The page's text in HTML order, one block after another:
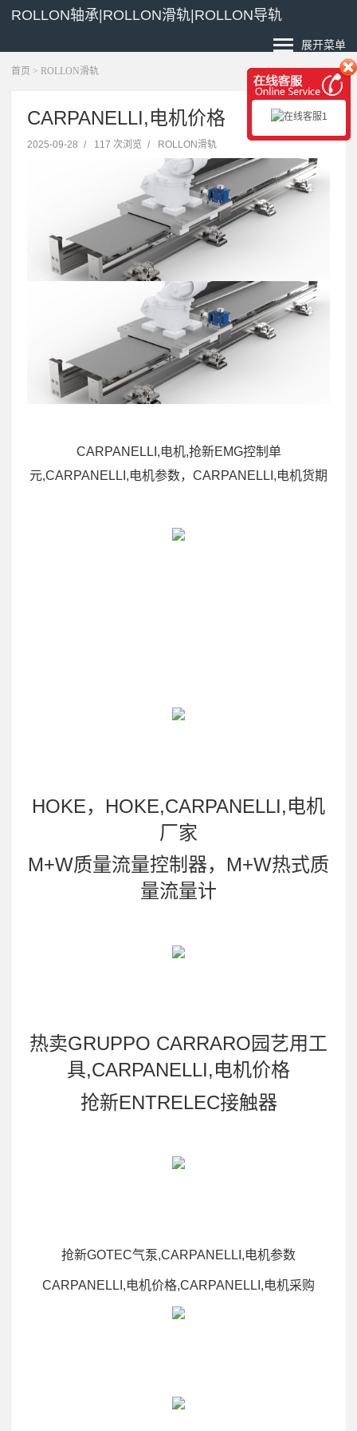
ROLLON轴承|ROLLON滑轨|ROLLON导轨
展开菜单
首页 > ROLLON滑轨
CARPANELLI,电机价格
2025-09-28 / 117 次浏览 / ROLLON滑轨
CARPANELLI,电机,抢新EMG控制单
元,CARPANELLI,电机参数，CARPANELLI,电机货期
HOKE，HOKE,CARPANELLI,电机
厂家
M+W质量流量控制器，M+W热式质
量流量计
热卖GRUPPO CARRARO园艺用工
具,CARPANELLI,电机价格
抢新ENTRELEC接触器
抢新GOTEC气泵,CARPANELLI,电机参数
CARPANELLI,电机价格,CARPANELLI,电机采购